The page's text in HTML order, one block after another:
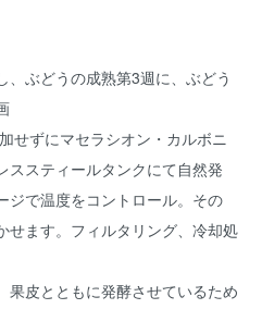
ぶどうの成熟第3週に、ぶどう
画
せずにマセラシオン・カルボニ
ススティールタンクにて自然発
ジで温度をコントロール。その
せます。フィルタリング、冷却処
果皮とともに発酵させているため